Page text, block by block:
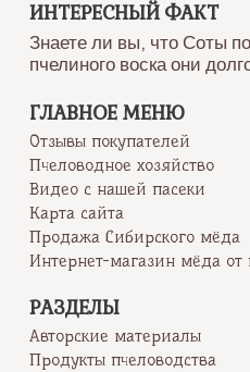
ИНТЕРЕСНЫЙ ФАКТ
Знаете ли вы, что Соты
пчелиного воска они
ГЛАВНОЕ МЕНЮ
Отзывы покупателей
Пчеловодное хозяйство
Видео с нашей пасеки
Карта сайта
Продажа Сибирского мёда
Интернет-магазин мёда от
РАЗДЕЛЫ
Авторские материалы
Продукты пчеловодства